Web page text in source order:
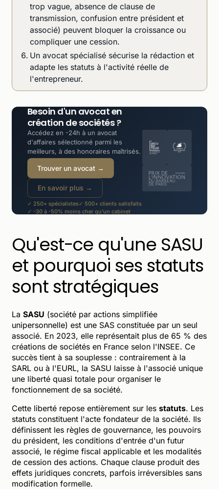
trop vague, absence de clause de
transmission, confusion entre président et
associé) peuvent bloquer la croissance ou
compliquer une cession.
Un avocat spécialisé sécurise la rédaction et
adapte les statuts à l'activité réelle de
l'entrepreneur.
Besoin d'un avocat en
création de sociétés ?
Accédez en -24h à un avocat
d'affaires sélectionné parmi les
meilleurs, à des honoraires maîtrisés.
Trouver un avocat →
En savoir plus →
✓ 250+ spécialistes✓ 500+ clients satisfaits
✓ -30 à -50% moins cher qu'un cabinet
Qu'est-ce qu'une SASU
et pourquoi ses statuts
sont stratégiques
La SASU (société par actions simplifiée
unipersonnelle) est une SAS constituée par un seul
associé. En 2023, elle représentait plus de 65 % des
créations de sociétés en France selon l'INSEE. Ce
succès tient à sa souplesse : contrairement à la
SARL ou à l'EURL, la SASU laisse à l'associé unique
une liberté quasi totale pour organiser le
fonctionnement de sa société.
Cette liberté repose entièrement sur les statuts. Les
statuts constituent l'acte fondateur de la société. Ils
définissent les règles de gouvernance, les pouvoirs
du président, les conditions d'entrée d'un futur
associé, le régime fiscal applicable et les modalités
de cession des actions. Chaque clause produit des
effets juridiques concrets, parfois irréversibles sans
modification formelle.